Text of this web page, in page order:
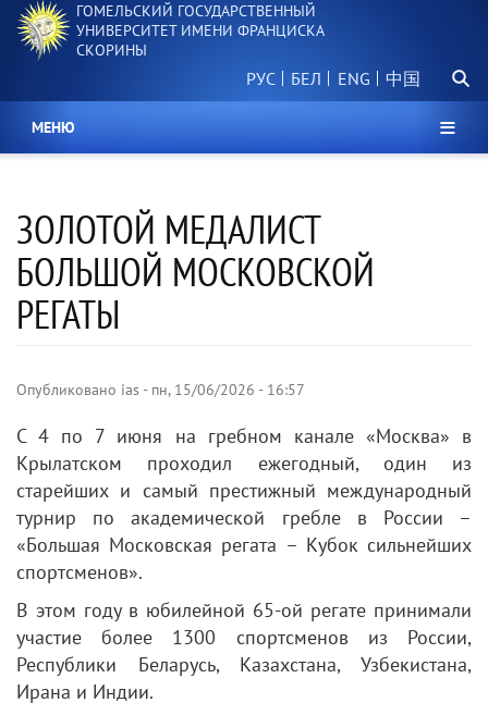
Перейти
основному
ГОМЕЛЬСКИЙ ГОСУДАРСТВЕННЫЙ
УНИВЕРСИТЕТ ИМЕНИ ФРАНЦИСКА
СКОРИНЫ
РУС БЕЛ 中国
МЕНЮ
ЗОЛОТОЙ МЕДАЛИСТ
БОЛЬШОЙ МОСКОВСКОЙ
РЕГАТЫ
Опубликовано ias - пн, 15/06/2026 - 16:57
С 4 по 7 июня на гребном канале «Москва» в
Крылатском проходил ежегодный, один из
старейших и самый престижный международный
турнир по академической гребле в России –
«Большая Московская регата – Кубок сильнейших
спортсменов».
В этом году в юбилейной 65-ой регате принимали
участие более 1300 спортсменов из России,
Республики Беларусь, Казахстана, Узбекистана,
Ирана и Индии.